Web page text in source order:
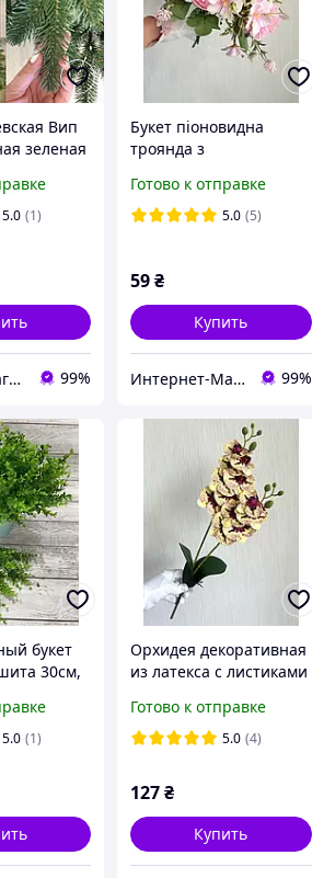
Вип
зеленая
5.0 (1)
Інтернет магазин "Чобіток" 99%
Букет піоновидна
троянда з
Готово к отправке
5.0 (5)
59₴
Купить
Интернет-Магазин искусственных цветов Kvitochky 99%
букет
30см,
5.0 (1)
Орхидея декоративная
из латекса с листиками
Готово к отправке
5.0 (4)
127₴
Купить